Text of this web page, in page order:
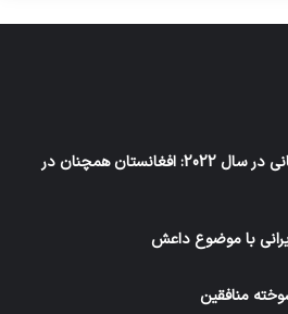
انتشار شاخص تروریسم جهانی در سال 2022: افغانستان همچنان در
با موضوع داعش
منافقین